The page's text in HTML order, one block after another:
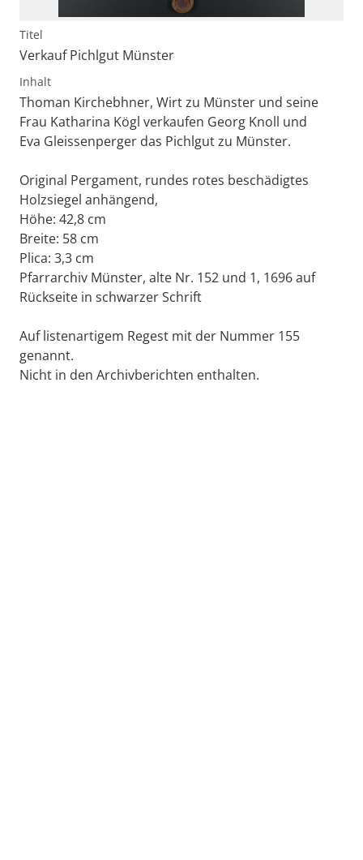
Titel
Verkauf Pichlgut Münster
Inhalt
Thoman Kirchebhner, Wirt zu Münster und seine
Frau Katharina Kögl verkaufen Georg Knoll und
Eva Gleissenperger das Pichlgut zu Münster.
Original Pergament, rundes rotes beschädigtes
Holzsiegel anhängend,
Höhe: 42,8 cm
Breite: 58 cm
Plica: 3,3 cm
Pfarrarchiv Münster, alte Nr. 152 und 1, 1696 auf
Rückseite in schwarzer Schrift
Auf listenartigem Regest mit der Nummer 155
genannt.
Nicht in den Archivberichten enthalten.